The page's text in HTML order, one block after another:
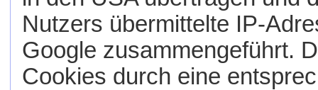
Nutzers übermittelte IP-
Google zusammengeführt.
Cookies durch eine